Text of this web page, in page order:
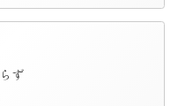
ず